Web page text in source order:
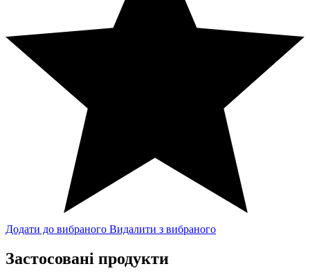
Додати до вибраного Видалити з вибраного
Застосовані продукти